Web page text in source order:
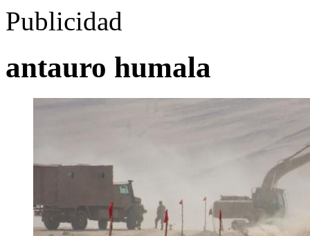
Publicidad
antauro humala